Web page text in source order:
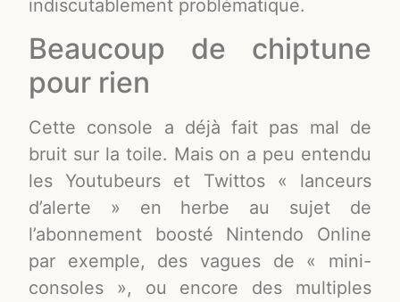
indiscutablement problématique.
Beaucoup de chiptune
pour rien
Cette console a déjà fait pas mal de
bruit sur la toile. Mais on a peu entendu
les Youtubeurs et Twittos « lanceurs
d’alerte » en herbe au sujet de
l’abonnement boosté Nintendo Online
par exemple, des vagues de « mini-
consoles », ou encore des multiples